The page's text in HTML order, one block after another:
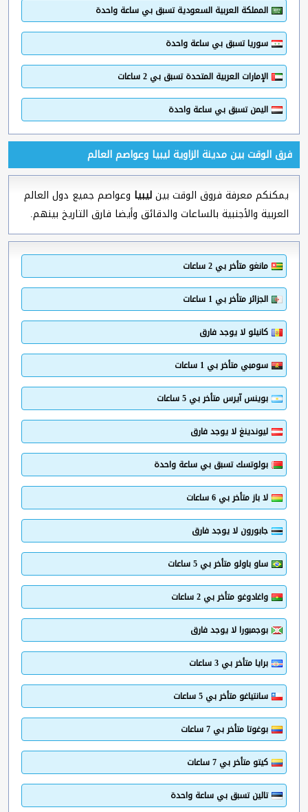
المملكة العربية السعودية تسبق بي ساعة واحدة
سوريا تسبق بي ساعة واحدة
الإمارات العربية المتحدة تسبق بي 2 ساعات
اليمن تسبق بي ساعة واحدة
فرق الوقت بين مدينة الزاوية ليبيا وعواصم العالم
يمكنكم معرفة فروق الوقت بينليبيا وعواصم جميع دول العالم
العربية والأجنبية بالساعات والدقائق وأيضا فارق التاريخ بينهم.
مانغو متأخر بي 2 ساعات
الجزائر متأخر بي 1 ساعات
كانيلو لا يوجد فارق
سومبي متأخر بي 1 ساعات
بوينس آيرس متأخر بي 5 ساعات
ليوندينغ لا يوجد فارق
بولوتسك تسبق بي ساعة واحدة
لا باز متأخر بي 6 ساعات
جابورون لا يوجد فارق
ساو باولو متأخر بي 5 ساعات
واغادوغو متأخر بي 2 ساعات
بوجمبورا لا يوجد فارق
برايا متأخر بي 3 ساعات
سانتياغو متأخر بي 5 ساعات
بوغوتا متأخر بي 7 ساعات
كيتو متأخر بي 7 ساعات
تالين تسبق بي ساعة واحدة